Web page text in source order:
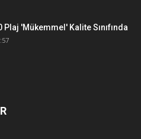
'Mükemmel' Kalite Sınıfında